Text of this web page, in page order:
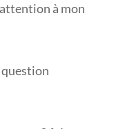
à mon
question